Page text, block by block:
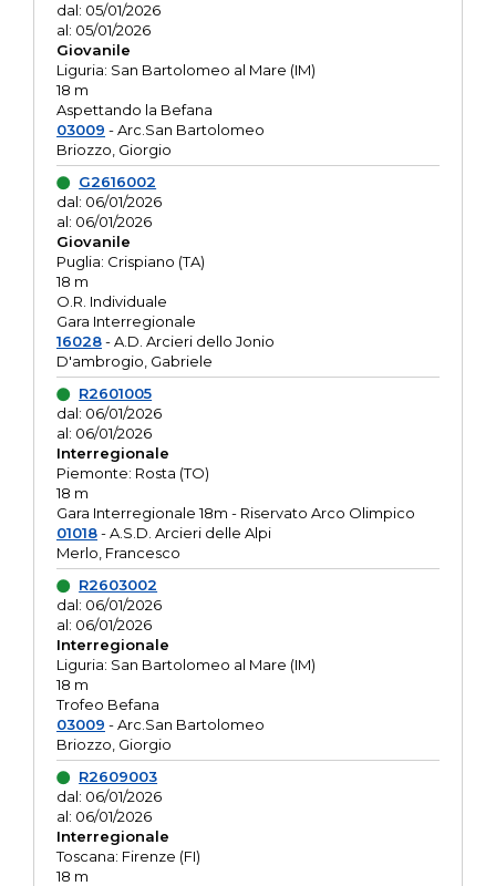
dal: 05/01/2026
al: 05/01/2026
Giovanile
Liguria: San Bartolomeo al Mare (IM)
18 m
Aspettando la Befana
03009 - Arc.San Bartolomeo
Briozzo, Giorgio
G2616002
dal: 06/01/2026
al: 06/01/2026
Giovanile
Puglia: Crispiano (TA)
18 m
O.R. Individuale
Gara Interregionale
16028- A.D. Arcieri dello Jonio
D'ambrogio, Gabriele
R2601005
dal: 06/01/2026
al: 06/01/2026
Interregionale
Piemonte: Rosta (TO)
18 m
Gara Interregionale 18m - Riservato Arco Olimpico
01018- A.S.D. Arcieri delle Alpi
Merlo, Francesco
R2603002
dal: 06/01/2026
al: 06/01/2026
Interregionale
Liguria: San Bartolomeo al Mare (IM)
18 m
Trofeo Befana
03009 - Arc.San Bartolomeo
Briozzo, Giorgio
R2609003
dal: 06/01/2026
al: 06/01/2026
Interregionale
Toscana: Firenze (FI)
18 m